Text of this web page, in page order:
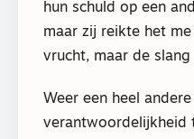
hun schuld op een
maar zij reikte het me
vrucht, maar de slang
Weer een heel
verantwoordelijkheid